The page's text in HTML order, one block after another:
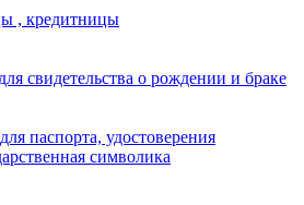
, кредитницы
свидетельства о рождении и браке
паспорта, удостоверения
символика